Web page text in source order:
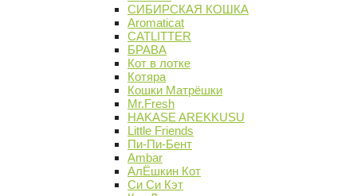
СИБИРСКАЯ КОШКА
Aromaticat
CATLITTER
БРАВА
Кот в лотке
Котяра
Кошки Матрёшки
Mr.Fresh
HAKASE AREKKUSU
Little Friends
Пи-Пи-Бент
Ambar
АлЁшкин Кот
Си Си Кэт